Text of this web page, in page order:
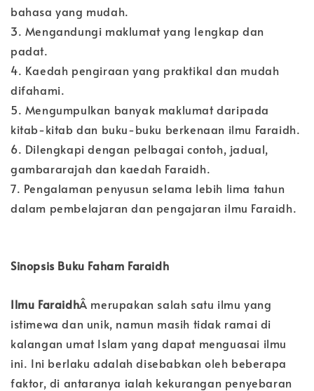
bahasa yang mudah.
3. Mengandungi maklumat yang lengkap dan
padat.
4. Kaedah pengiraan yang praktikal dan mudah
difahami.
5. Mengumpulkan banyak maklumat daripada
kitab-kitab dan buku-buku berkenaan ilmu Faraidh.
6. Dilengkapi dengan pelbagai contoh, jadual,
gambararajah dan kaedah Faraidh.
7. Pengalaman penyusun selama lebih lima tahun
dalam pembelajaran dan pengajaran ilmu Faraidh.
Sinopsis Buku Faham Faraidh
Ilmu FaraidhÂ merupakan salah satu ilmu yang
istimewa dan unik, namun masih tidak ramai di
kalangan umat Islam yang dapat menguasai ilmu
ini. Ini berlaku adalah disebabkan oleh beberapa
faktor, di antaranya ialah kekurangan penyebaran